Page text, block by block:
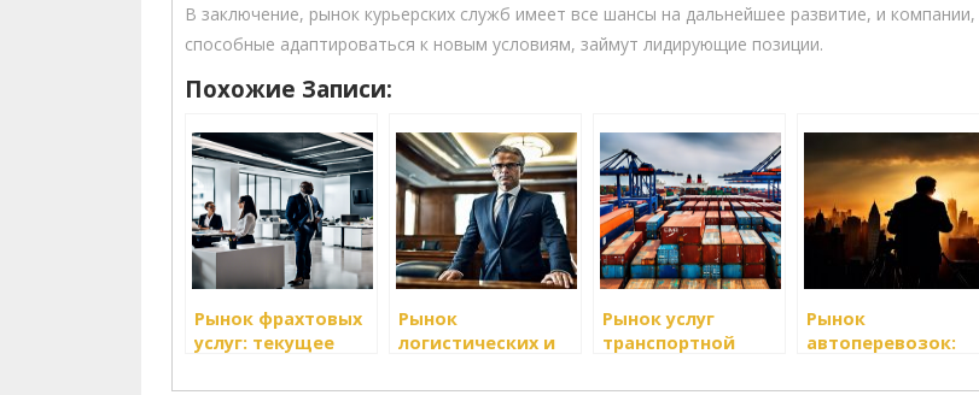
В заключение, рынок курьерских служб имеет все шансы на дальнейшее развитие, и компании,
способные адаптироваться к новым условиям, займут лидирующие позиции.
Похожие Записи:
Рынок фрахтовых
услуг: текущее
Рынок
логистических и
Рынок услуг
транспортной
Рынок
автоперевозок: